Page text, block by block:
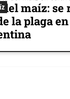
del maíz: se
la plaga